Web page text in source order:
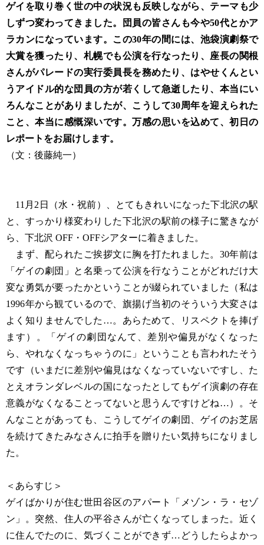
ゲイを取り巻く世の中の状況も反映しながら、テーマも少
しずつ変わってきました。団員の皆さんも今や50代とかア
ラカンになっています。この30年の間には、池袋演劇祭で
大賞を獲ったり、札幌でも公演を行なったり、座長の関根
さんがパレードの実行委員長を務めたり、はやせくんとい
うアイドル的な団員の方が若くして急逝したり、本当にい
ろんなことがありましたが、こうして30周年を迎えられた
こと、本当に感慨深いです。万感の思いを込めて、初日の
レポートをお届けします。
（文：後藤純一）
11月2日（水・祝前）、とてもきれいになった下北沢の駅
と、すっかり様変わりした下北沢の駅前の様子に驚きなが
ら、下北沢 OFF・OFFシアターに着きました。
まず、配られたご挨拶文に胸を打たれました。30年前は
「ゲイの劇団」と名乗って公演を行なうことがどれだけ大
変な勇気が要ったかということが綴られていました（私は
1996年から観ているので、旗揚げ当初のそういう大変さは
よく知りませんでした…。あらためて、リスペクトを捧げ
ます）。「ゲイの劇団なんて、差別や偏見がなくなった
ら、やれなくなっちゃうのに」ということも言われたそう
です（いまだに差別や偏見はなくなっていないですし、た
とえオランダレベルの国になったとしてもゲイ演劇の存在
意義がなくなることってないと思うんですけどね…）。そ
んなことがあっても、こうしてゲイの劇団、ゲイのお芝居
を続けてきたみなさんに拍手を贈りたい気持ちになりまし
た。
＜あらすじ＞
ゲイばかりが住む世田谷区のアパート「メゾン・ラ・セゾ
ン」。突然、住人の平谷さんが亡くなってしまった。近く
に住んでたのに、気づくことができず…どうしたらよかっ